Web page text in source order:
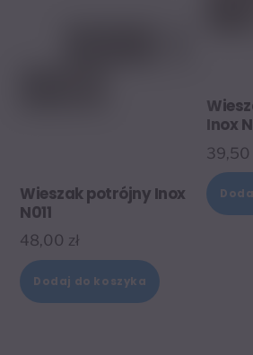
Wieszak potrójny Inox
N011
48,00 zł
Dodaj do koszyka
Inox
39,50